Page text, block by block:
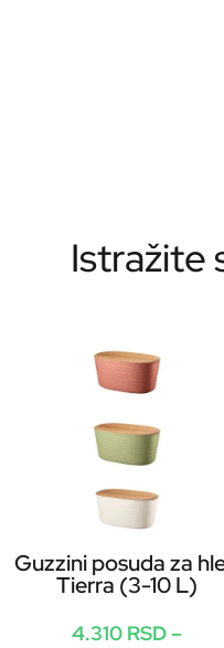
Istražite
Guzzini posuda za
Tierra (3-10 L)
4.310 RSD–